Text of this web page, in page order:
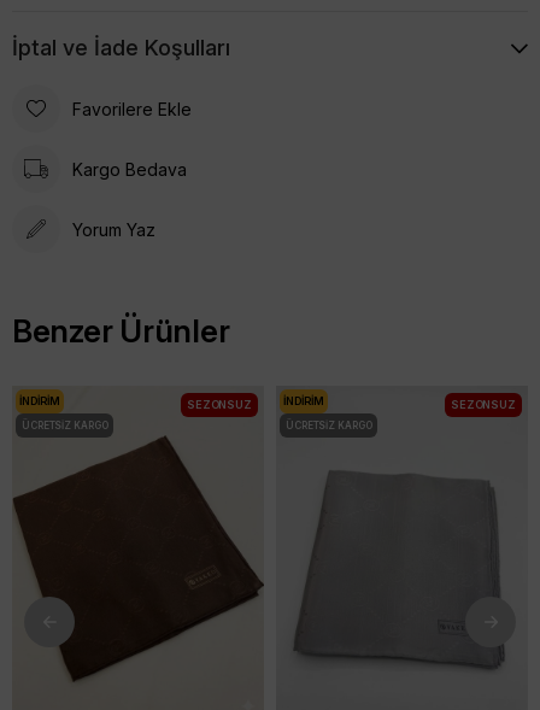
İptal ve İade Koşulları
Favorilere Ekle
Kargo Bedava
Yorum Yaz
Benzer Ürünler
İNDIRIM
ÜCRETSIZ KARGO
SEZONSUZ İNDIRIM
ÜCRETSIZ KARGO
SEZONSUZ